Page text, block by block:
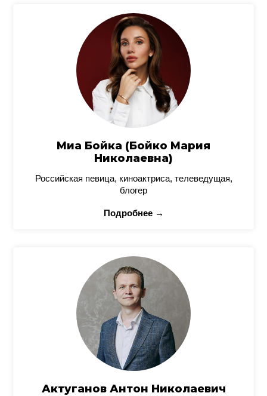
Миа Бойка (Бойко Мария
Николаевна)
Российская певица, киноактриса, телеведущая,
блогер
Подробнее →
Актуганов Антон Николаевич